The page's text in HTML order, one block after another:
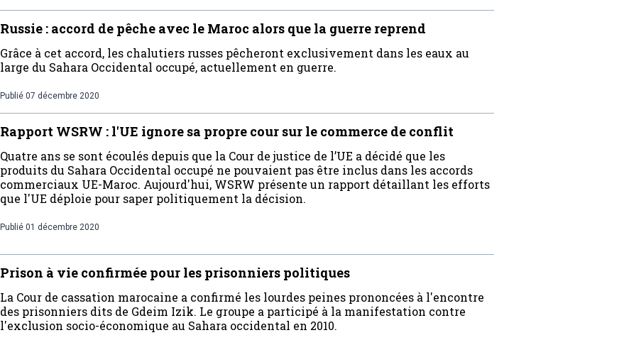
Russie : accord de pêche avec le Maroc alors que la guerre reprend
Grâce à cet accord, les chalutiers russes pêcheront exclusivement dans les eaux au
large du Sahara Occidental occupé, actuellement en guerre.
Publié 07 décembre 2020
Rapport WSRW : l'UE ignore sa propre cour sur le commerce de conflit
Quatre ans se sont écoulés depuis que la Cour de justice de l’UE a décidé que les
produits du Sahara Occidental occupé ne pouvaient pas être inclus dans les accords
commerciaux UE-Maroc. Aujourd'hui, WSRW présente un rapport détaillant les efforts
que l'UE déploie pour saper politiquement la décision.
Publié 01 décembre 2020
Prison à vie confirmée pour les prisonniers politiques
La Cour de cassation marocaine a confirmé les lourdes peines prononcées à l'encontre
des prisonniers dits de Gdeim Izik. Le groupe a participé à la manifestation contre
l'exclusion socio-économique au Sahara occidental en 2010.